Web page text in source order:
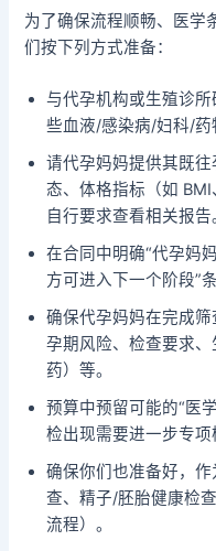
为了确保流程顺畅、医学
们按下列方式准备：
与代孕机构或生殖诊
些血液/感染病/妇科/药
请代孕妈妈提供其既
态、体格指标（如
自行要求查看相关报告
在合同中明确“代孕妈
方可进入下一个阶段”条
确保代孕妈妈在完成
孕期风险、检查要求
药）等。
预算中预留可能的“医
检出现需要进一步专项
确保你们也准备好，
查、精子/胚胎健康检
流程）。